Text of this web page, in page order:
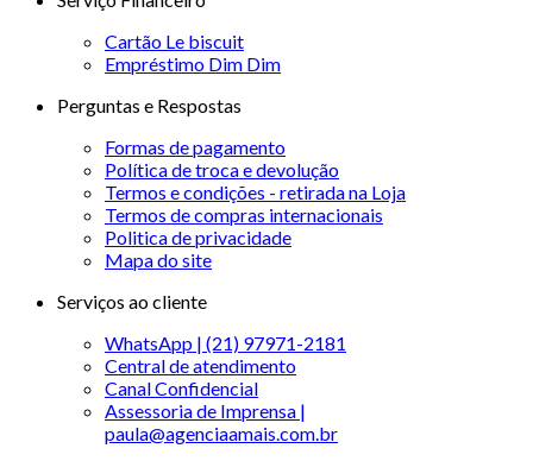
Cartão Le biscuit
Empréstimo Dim Dim
Perguntas e Respostas
Formas de pagamento
Política de troca e devolução
Termos e condições - retirada na Loja
Termos de compras internacionais
Politica de privacidade
Mapa do site
Serviços ao cliente
WhatsApp | (21) 97971-2181
Central de atendimento
Canal Confidencial
Assessoria de Imprensa |
paula@agenciaamais.com.br